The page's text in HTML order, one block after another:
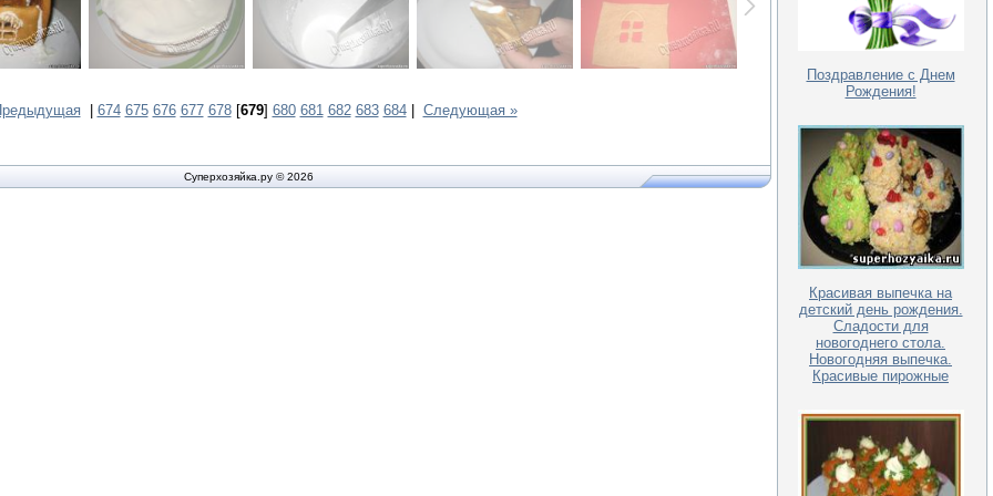
| 674 675 676 677 678[679] 680 681 682 683 684| Следующая »
Суперхозяйка.ру © 2026
Поздравление с Днем
Рождения!
Красивая выпечка на
детский день рождения.
Сладости для
новогоднего стола.
Новогодняя выпечка.
Красивые пирожные